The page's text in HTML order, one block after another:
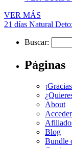
VER MÁS
21 días Natural
Buscar:
Páginas
About
Acceder
Blog
Bundle